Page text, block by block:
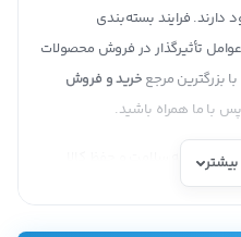
دارند. فرایند بسته‌بندی
تأثیرگذار در فروش محصولات
بزرگترین مرجع خرید و فروش
با ما همراه باشید.
به سلامت و حفظ کالا
از دست رفتن بخشی از